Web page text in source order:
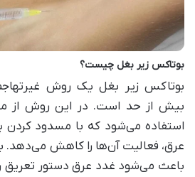
بوتاکس زیر بغل چیست؟
بوتاکس زیر بغل یک روش
بیش از حد است. در این روش از
استفاده می‌شود که با مسدود
عرق، فعالیت آن‌ها را کاهش می‌دهد.
باعث می‌شود غدد عرق دستور تعریق